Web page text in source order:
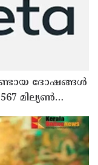
ദോഷങ്ങൾ
മില്യൺ
കോടതി